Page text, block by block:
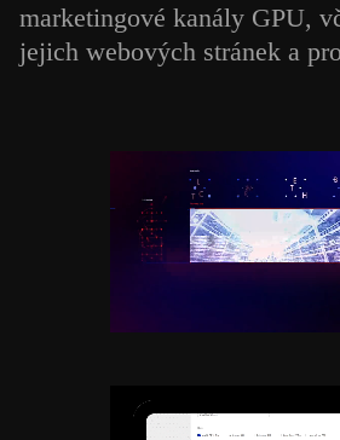
marketingové kanály GPU,
jejich webových stránek a